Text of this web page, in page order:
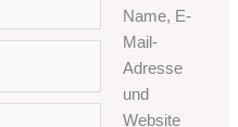
Name, E-
Mail-
Adresse
und
Website